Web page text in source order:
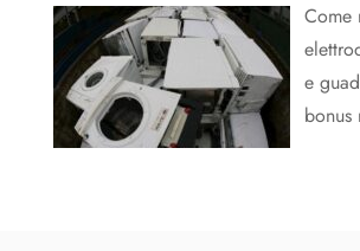
Come
e
bonus